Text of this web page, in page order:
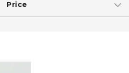
Price